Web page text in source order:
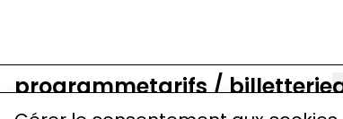
programmetarifs / billetterie